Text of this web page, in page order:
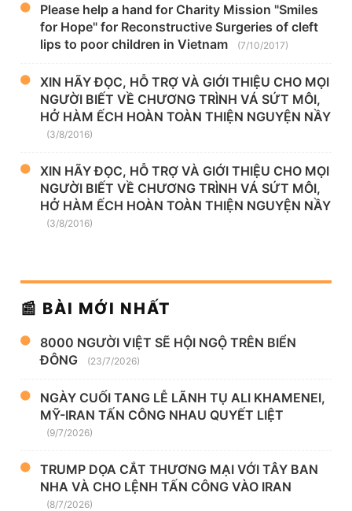
Please help a hand for Charity Mission "Smiles
for Hope" for Reconstructive Surgeries of cleft
lips to poor children in Vietnam
(7/10/2017)
XIN HÃY ĐỌC, HỖ TRỢ VÀ GIỚI THIỆU CHO MỌI
NGƯỜI BIẾT VỀ CHƯƠNG TRÌNH VÁ SỨT MÔI,
HỞ HÀM ẾCH HOÀN TOÀN THIỆN NGUYỆN NẦY
(3/8/2016)
XIN HÃY ĐỌC, HỖ TRỢ VÀ GIỚI THIỆU CHO MỌI
NGƯỜI BIẾT VỀ CHƯƠNG TRÌNH VÁ SỨT MÔI,
HỞ HÀM ẾCH HOÀN TOÀN THIỆN NGUYỆN NẦY
(3/8/2016)
📰 BÀI MỚI NHẤT
8000 NGƯỜI VIỆT SẼ HỘI NGỘ TRÊN BIỂN
ĐÔNG
(23/7/2026)
NGÀY CUỐI TANG LỄ LÃNH TỤ ALI KHAMENEI,
MỸ-IRAN TẤN CÔNG NHAU QUYẾT LIỆT
(9/7/2026)
TRUMP DỌA CẮT THƯƠNG MẠI VỚI TÂY BAN
NHA VÀ CHO LỆNH TẤN CÔNG VÀO IRAN
(8/7/2026)